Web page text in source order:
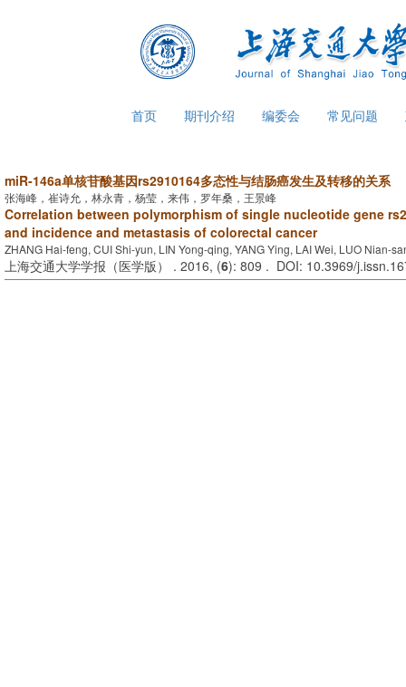
首页 期刊介绍 编委会 常见问题
miR-146a单核苷酸基因rs2910164多态性与结肠癌发生及转移的关系
张海峰，崔诗允，林永青，杨莹，来伟，罗年桑，王景峰
Correlation between polymorphism of single nucleotide gene
and incidence and metastasis of colorectal cancer
ZHANG Hai-feng, CUI Shi-yun, LIN Yong-qing, YANG Ying, LAI Wei, LUO Nian-
上海交通大学学报（医学版） . 2016, (6): 809 . DOI: 10.3969/